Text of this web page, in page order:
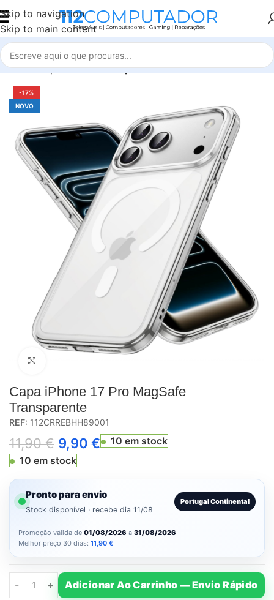
Skip to navigation
Skip to main content
Início Capas e Películas iphone
-17%
NOVO
Capa iPhone 17 Pro MagSafe
Transparente
REF: 112CRREBHH89001
11,90€ 9,90 €
10 em stock
10 em stock
Pronto para envio
Stock disponível · recebe dia 11/08
Portugal Continental
Promoção válida de 01/08/2026 a 31/08/2026
Melhor preço 30 dias: 11,90 €
Adicionar Ao Carrinho — Envio Rápido